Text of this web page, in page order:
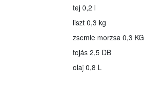
tej 0,2 l
liszt 0,3 kg
zsemle morzsa 0,3 KG
tojás 2,5 DB
olaj 0,8 L